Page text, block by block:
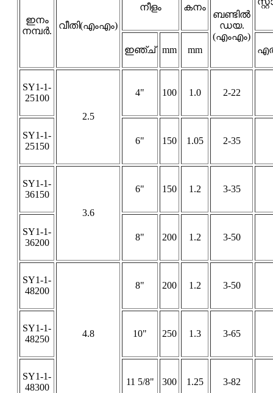
ഇനം
നമ്പർ.
വീതി(എംഎം)
നീളം കനം
ബണ്ടിൽ
ഡയ.
(എംഎം)
ഇഞ്ച് mm mm
SY1-1-
25100
2.5
4" 100 1.0 2-22
SY1-1-
25150
6" 150 1.05 2-35
SY1-1-
36150
3.6
6" 150 1.2 3-35
SY1-1-
36200
8" 200 1.2 3-50
SY1-1-
48200
4.8
8" 200 1.2 3-50
SY1-1-
48250
10" 250 1.3 3-65
SY1-1-
48300
11 5/8" 300 1.25 3-82